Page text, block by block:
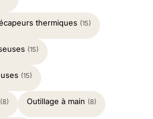
thermiques (15)
(15)
(15)
(8) Outillage à main (8)